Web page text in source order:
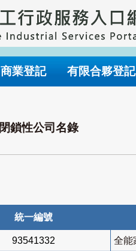
商業登記 有限合夥登記
閉鎖性公司名錄
統一編號
93541332 全能